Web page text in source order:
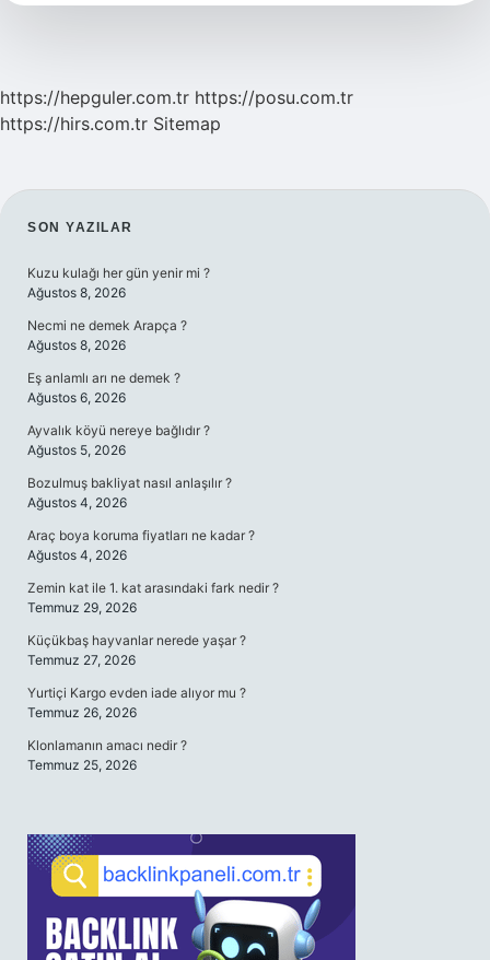
https://hepguler.com.tr https://posu.com.tr
https://hirs.com.tr Sitemap
SIDEBAR
SON YAZILAR
Kuzu kulağı her gün yenir mi ?
Ağustos 8, 2026
Necmi ne demek Arapça ?
Ağustos 8, 2026
Eş anlamlı arı ne demek ?
Ağustos 6, 2026
Ayvalık köyü nereye bağlıdır ?
Ağustos 5, 2026
Bozulmuş bakliyat nasıl anlaşılır ?
Ağustos 4, 2026
Araç boya koruma fiyatları ne kadar ?
Ağustos 4, 2026
Zemin kat ile 1. kat arasındaki fark nedir ?
Temmuz 29, 2026
Küçükbaş hayvanlar nerede yaşar ?
Temmuz 27, 2026
Yurtiçi Kargo evden iade alıyor mu ?
Temmuz 26, 2026
Klonlamanın amacı nedir ?
Temmuz 25, 2026